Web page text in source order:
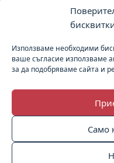
Използваме необходими
ваше съгласие използваме
за да подобряваме сайта и
Само
Обща стойност:19 800
безвъзмездно